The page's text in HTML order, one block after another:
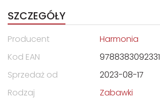
SZCZEGÓŁY
Producent
Harmonia
Kod EAN
9788383092331
Sprzedaż od
2023-08-17
Rodzaj
Zabawki